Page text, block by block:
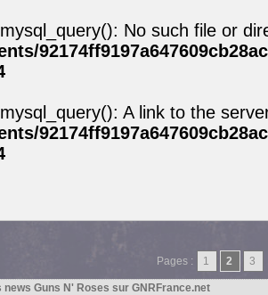
No such file or
A link to the
Pages : 1 2 3
news Guns N' Roses sur GNRFrance.net